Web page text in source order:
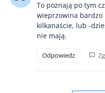
To poznają po tym
wieprzowina bardzo
kilkanaście, lub -
nie mają.
Odpowiedz